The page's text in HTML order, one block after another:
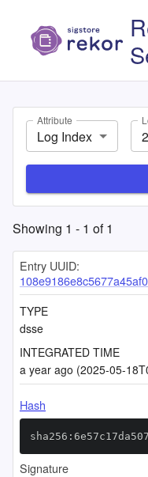
Attribute
Log Index
Showing 1 - 1 of1
Entry UUID:
TYPE
dsse
INTEGRATED TIME
a year ago (2025-05-
Hash
Signature